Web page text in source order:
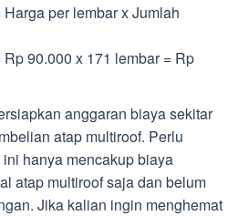
per lembar x Jumlah
90.000 x 171 lembar = Rp
anggaran biaya sekitar
atap multiroof. Perlu
hanya mencakup biaya
atap multiroof saja dan belum
Jika kalian ingin menghemat